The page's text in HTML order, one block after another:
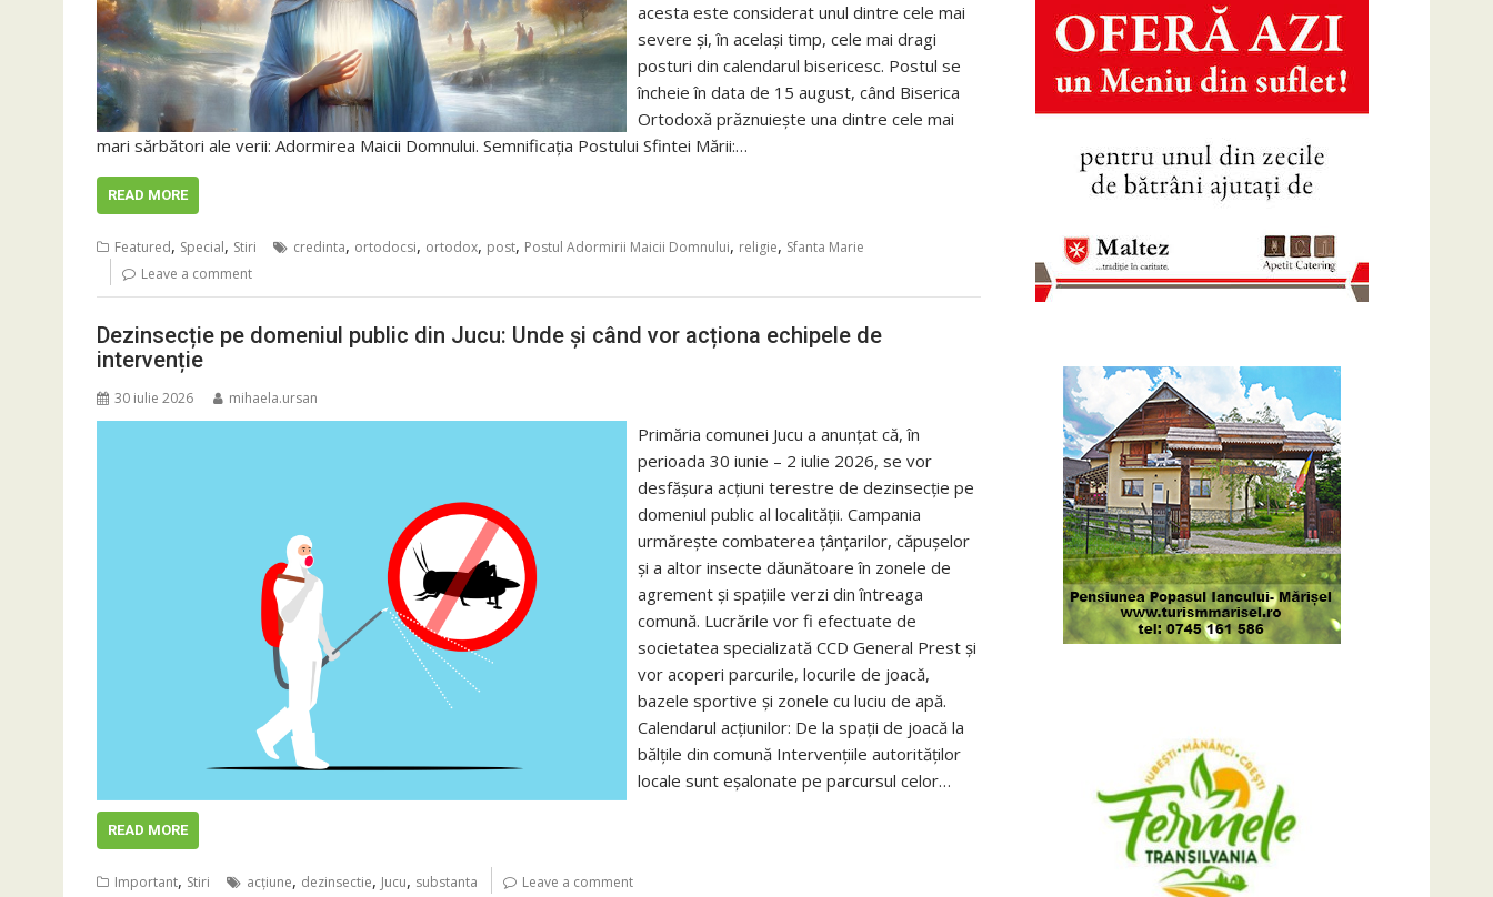
acesta este considerat unul dintre cele mai
severe și, în același timp, cele mai dragi
posturi din calendarul bisericesc. Postul se
încheie în data de 15 august, când Biserica
Ortodoxă prăznuiește una dintre cele mai
mari sărbători ale verii: Adormirea Maicii Domnului. Semnificația Postului Sfintei Mării:…
READ MORE
Featured, Special, Stiri credinta, ortodocsi, ortodox, post, Postul Adormirii Maicii Domnului, religie, Sfanta Marie
Leave a comment
Dezinsecție pe domeniul public din Jucu: Unde și când vor acționa echipele de
intervenție
30 iulie 2026 mihaela.ursan
Primăria comunei Jucu a anunțat că, în
perioada 30 iunie – 2 iulie 2026, se vor
desfășura acțiuni terestre de dezinsecție pe
domeniul public al localității. Campania
urmărește combaterea țânțarilor, căpușelor
și a altor insecte dăunătoare în zonele de
agrement și spațiile verzi din întreaga
comună. Lucrările vor fi efectuate de
societatea specializată CCD General Prest și
vor acoperi parcurile, locurile de joacă,
bazele sportive și zonele cu luciu de apă.
Calendarul acțiunilor: De la spații de joacă la
bălțile din comună Intervențiile autorităților
locale sunt eșalonate pe parcursul celor…
READ MORE
Important, Stiri acţiune, dezinsectie, Jucu, substanta Leave a comment